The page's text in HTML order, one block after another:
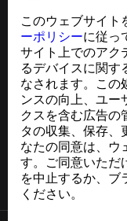
このウェブサイト
ーポリシーに従っ
サイト上でのアク
るデバイスに関す
なされます。この
ンスの向上、ユー
クスを含む広告の
タの収集、保存、
なたの同意は、ウ
す。ご同意いただ
を中止するか、ブ
ください。
GDPR準拠に関す
ヘルプセンター
ニュースと記事
プロジェクトにつ
連絡先